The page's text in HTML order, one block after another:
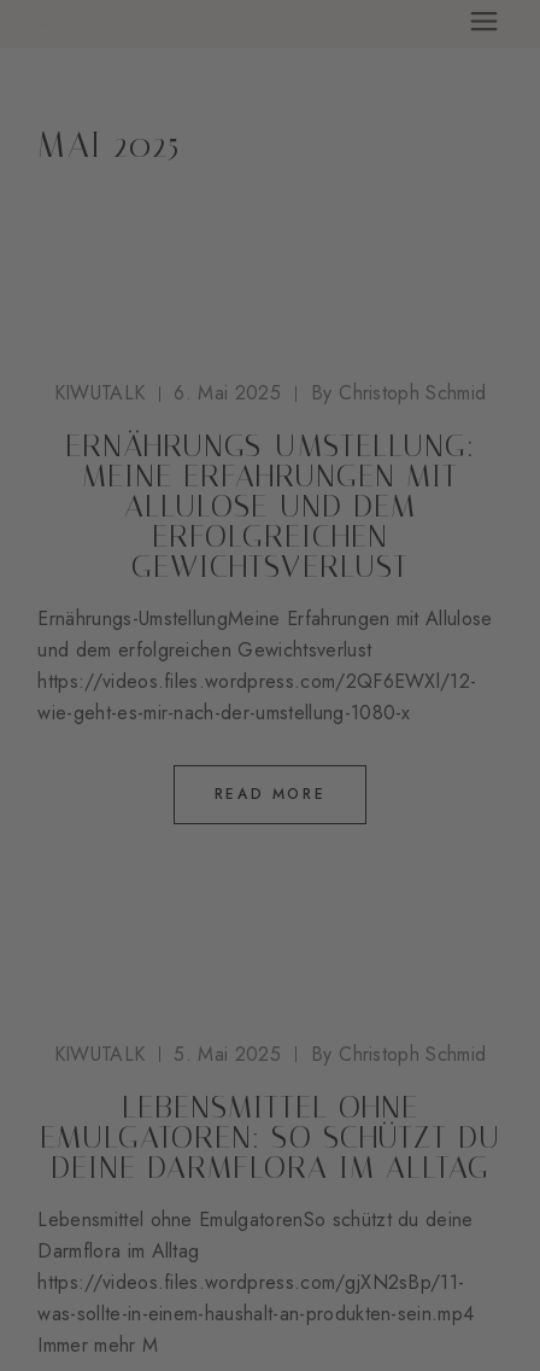
MAI 2025
KIWUTALK 6. Mai 2025 By Christoph Schmid
ERNÄHRUNGS-UMSTELLUNG:
MEINE ERFAHRUNGEN MIT
ALLULOSE UND DEM
ERFOLGREICHEN
GEWICHTSVERLUST
Ernährungs-UmstellungMeine Erfahrungen mit Allulose
und dem erfolgreichen Gewichtsverlust
https://videos.files.wordpress.com/2QF6EWXl/12-
wie-geht-es-mir-nach-der-umstellung-1080-x
READ MORE
KIWUTALK 5. Mai 2025 By Christoph Schmid
LEBENSMITTEL OHNE
EMULGATOREN: SO SCHÜTZT DU
DEINE DARMFLORA IM ALLTAG
Lebensmittel ohne EmulgatorenSo schützt du deine
Darmflora im Alltag
https://videos.files.wordpress.com/gjXN2sBp/11-
was-sollte-in-einem-haushalt-an-produkten-sein.mp4
Immer mehr M